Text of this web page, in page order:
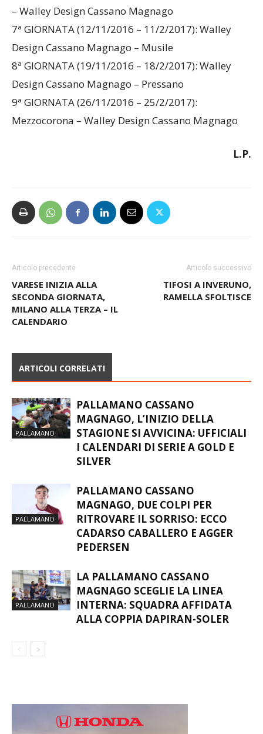
– Walley Design Cassano Magnago
7ª GIORNATA (12/11/2016 – 11/2/2017): Walley
Design Cassano Magnago – Musile
8ª GIORNATA (19/11/2016 – 18/2/2017): Walley
Design Cassano Magnago – Pressano
9ª GIORNATA (26/11/2016 – 25/2/2017):
Mezzocorona – Walley Design Cassano Magnago
L.P.
Articolo precedente
VARESE INIZIA ALLA
SECONDA GIORNATA,
MILANO ALLA TERZA – IL
CALENDARIO
Articolo successivo
TIFOSI A INVERUNO,
RAMELLA SFOLTISCE
ARTICOLI CORRELATI
PALLAMANO
PALLAMANO CASSANO
MAGNAGO, L’INIZIO DELLA
STAGIONE SI AVVICINA: UFFICIALI
I CALENDARI DI SERIE A GOLD E
SILVER
PALLAMANO
PALLAMANO CASSANO
MAGNAGO, DUE COLPI PER
RITROVARE IL SORRISO: ECCO
CADARSO CABALLERO E AGGER
PEDERSEN
PALLAMANO
LA PALLAMANO CASSANO
MAGNAGO SCEGLIE LA LINEA
INTERNA: SQUADRA AFFIDATA
ALLA COPPIA DAPIRAN-SOLER